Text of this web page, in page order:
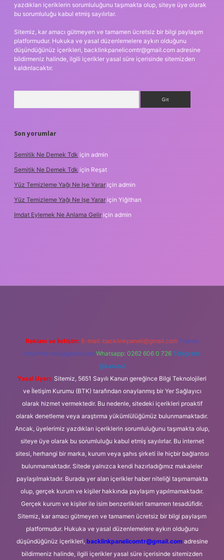
yazdıkları içeriklerin sorumluluğunu taşımakta olup, siteye üye olarak
bu sorumluluğu kabul etmiş sayılırlar.
Sitemiz, kar amacı gütmeyen ve tamamen ücretsiz bir bilgi paylaşım
platformudur. Hukuka ve yasal düzenlemelere aykırı olduğunu
düşündüğünüz içerikleri, backlinkpanelicomtr@gmail.com adresine
bildirmeniz halinde, ilgili içerikler yasal süre içerisinde sitemizden
kaldırılacaktır.
Son yorumlar
Semitik Ne Demek Tdk için admin
Semitik Ne Demek Tdk için Reşat
Yüz Temizleme Yağı Ne Işe Yarar için admin
Yüz Temizleme Yağı Ne Işe Yarar için Yiğithan
Imdat Eylemek Ne Anlama Gelir için admin
Reklam ve İletişim: E-mail: backlinkpaneli@gmail.com Teams:
forumhizmeti@gmail.com Whatsapp: 0262 606 0 726 Telegram:
@karabul
Yasal Uyarı: Sitemiz, 5651 Sayılı Kanun gereğince Bilgi Teknolojileri
ve İletişim Kurumu (BTK) tarafından onaylanmış bir Yer Sağlayıcı
olarak hizmet vermektedir. Bu nedenle, sitedeki içerikleri proaktif
olarak denetleme veya araştırma yükümlülüğümüz bulunmamaktadır.
Ancak, üyelerimiz yazdıkları içeriklerin sorumluluğunu taşımakta olup,
siteye üye olarak bu sorumluluğu kabul etmiş sayılırlar. Bu internet
sitesi, herhangi bir marka, kurum veya şahıs şirketi ile hiçbir bağlantısı
bulunmamaktadır. Sitede yalnızca kendi hazırladığımız makaleler
paylaşılmaktadır. Burada yer alan içerikler haber niteliği taşımamakta
olup, gerçek kurum ve kişiler hakkında paylaşım yapılmamaktadır.
Gerçek kurum ve kişiler ile isim benzerlikleri tamamen tesadüfidir.
Sitemiz, kar amacı gütmeyen ve tamamen ücretsiz bir bilgi paylaşım
platformudur. Hukuka ve yasal düzenlemelere aykırı olduğunu
düşündüğünüz içerikleri, backlinkpanelicomtr@gmail.comadresine
bildirmeniz halinde, ilgili içerikler yasal süre içerisinde sitemizden